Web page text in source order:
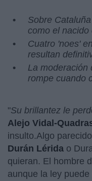
Sobre
como el nacido
Cuatro 'noes'
resultan
La moderación
rompe cuando
"Su brillantez le
Alejo Vidal-
insulto.Algo
Durán Lérida o
quieran. El hombre
aunque la ley